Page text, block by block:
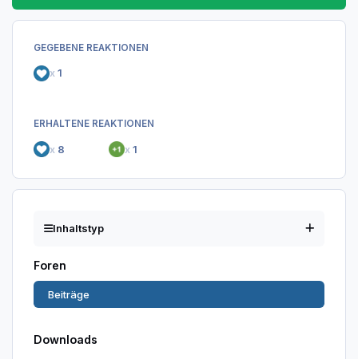
GEGEBENE REAKTIONEN
x 1
ERHALTENE REAKTIONEN
x 8 x 1
Inhaltstyp
Foren
Beiträge
Downloads